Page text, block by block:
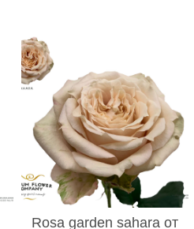
Rosa garden sahara от